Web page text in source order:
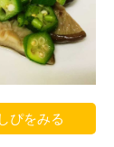
ぴをみる